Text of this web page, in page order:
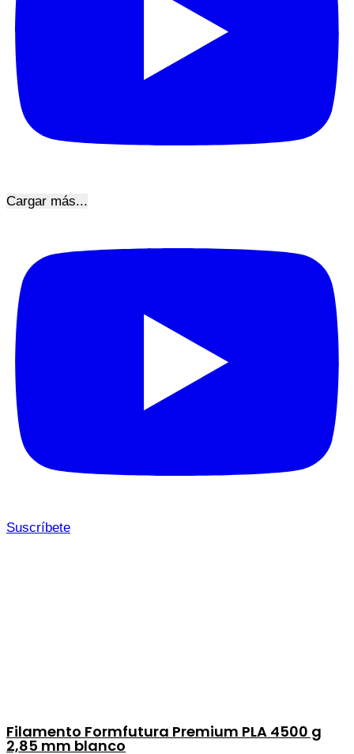
Cargar más...
Suscríbete
Filamento Formfutura Premium PLA 4500 g
2,85 mm blanco